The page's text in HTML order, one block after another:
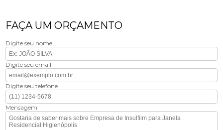
FAÇA UM ORÇAMENTO
Digite seu nome
Digite seu email
Digite seu telefone
Mensagem